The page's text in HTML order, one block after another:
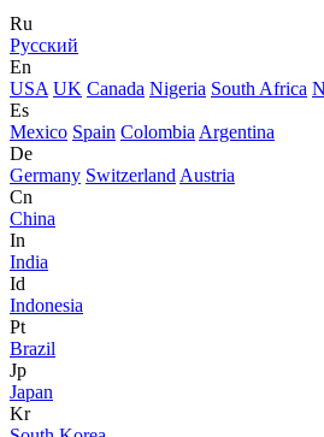
Ru
Русский
En
USA UK Canada Nigeria South Africa
Es
Mexico Spain Colombia Argentina
De
Germany Switzerland Austria
Cn
China
In
India
Id
Indonesia
Pt
Brazil
Jp
Japan
Kr